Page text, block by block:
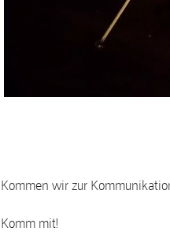
Kommen wir zur
Komm mit!